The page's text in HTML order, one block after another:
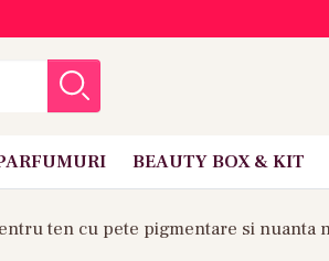
BEAUTY BOX & KIT